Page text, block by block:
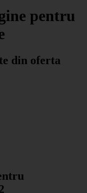
pentru
din oferta